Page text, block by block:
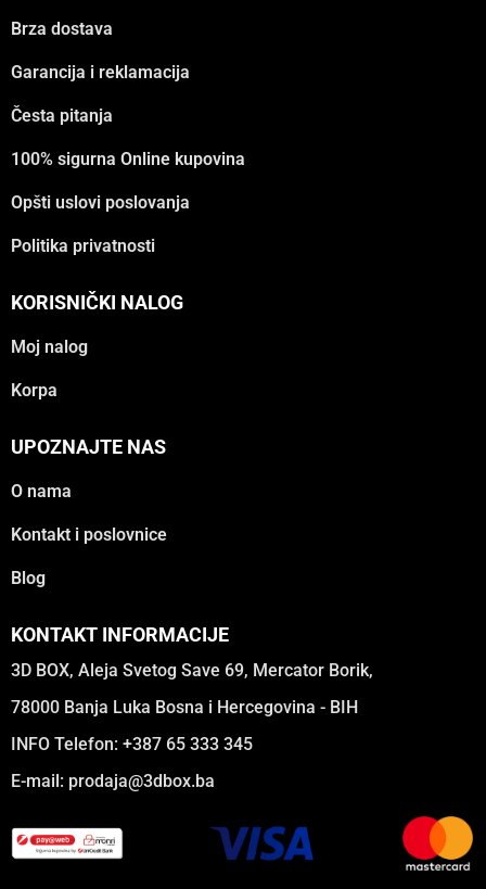
Brza dostava
Garancija i reklamacija
Česta pitanja
100% sigurna Online kupovina
Opšti uslovi poslovanja
Politika privatnosti
KORISNIČKI NALOG
Moj nalog
Korpa
UPOZNAJTE NAS
O nama
Kontakt i poslovnice
Blog
KONTAKT INFORMACIJE
3D BOX, Aleja Svetog Save 69, Mercator Borik,
78000 Banja Luka Bosna i Hercegovina - BIH
INFO Telefon: +387 65 333 345
E-mail: prodaja@3dbox.ba